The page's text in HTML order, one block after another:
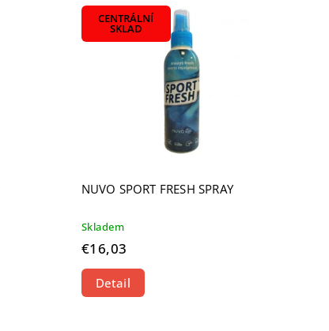
CENTRÁLNÍ
SKLAD
NUVO SPORT FRESH SPRAY
Skladem
€16,03
Detail